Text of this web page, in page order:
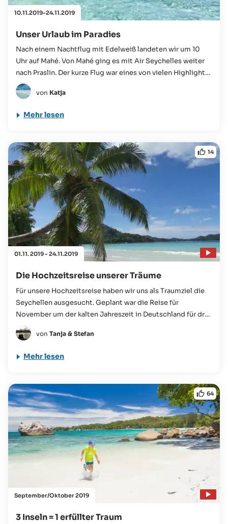
10.11.2019-24.11.2019
Unser Urlaub im Paradies
Nach einem Nachtflug mit Edelweiß landeten wir um 10
Uhr auf Mahé. Von Mahé ging es mit Air Seychelles weiter
nach Praslin. Der kurze Flug war eines von vielen Highlights
unserer Reise...
von Katja
Mehr lesen
01.11. 2019 - 24.11.2019
14
Die Hochzeitsreise unserer Träume
Für unsere Hochzeitsreise haben wir uns als Traumziel die
Seychellen ausgesucht. Geplant war die Reise für
November um der kalten Jahreszeit in Deutschland für drei
Wochen zu entfliehen...
von Tanja & Stefan
Mehr lesen
September/Oktober 2019
64
3 Inseln = 1 erfüllter Traum